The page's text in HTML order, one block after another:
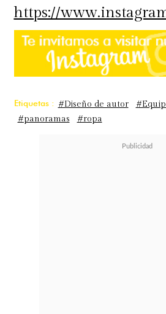
https://
Etiquetas : #Diseño de autor
#panoramas
#ropa